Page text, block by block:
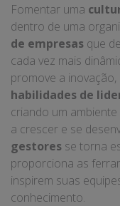
Fomentar uma
dentro de uma
de empresas que
cada vez mais
promove a
habilidades de
criando um
a crescer e se
gestores se torna
proporciona as
inspirem suas
conhecimento.